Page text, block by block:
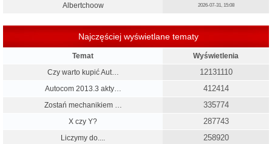
Albertchoow 2026-07-31, 15:08
Najczęściej wyświetlane tematy
Temat
Wyświetlenia
Czy warto kupić Aut…
12131110
Autocom 2013.3 akty… 412414
Zostań mechanikiem … 335774
X czy Y? 287743
Liczymy do.... 258920